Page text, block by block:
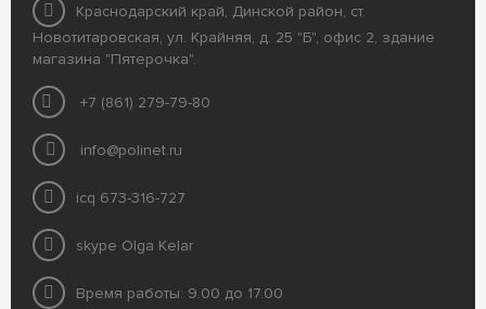
Краснодарский край, Динской район, ст.
Новотитаровская, ул. Крайняя, д. 25 "Б", офис 2, здание
магазина "Пятерочка".
+7 (861) 279-79-80
info@polinet.ru
icq 673-316-727
skype Olga Kelar
Время работы: 9.00 до 17.00